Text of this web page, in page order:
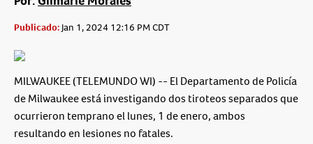
Publicado:Jan 1, 2024 12:16 PM CDT
MILWAUKEE (TELEMUNDO WI) -- El Departamento de Policía
de Milwaukee está investigando dos tiroteos separados que
ocurrieron temprano el lunes, 1 de enero, ambos
resultando en lesiones no fatales.